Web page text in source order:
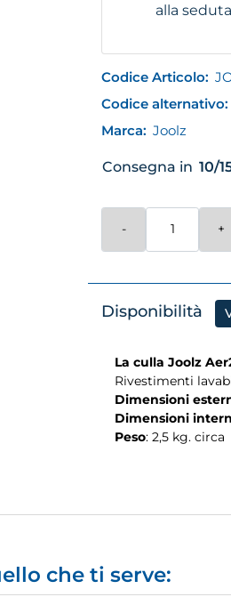
alla
Codice Articolo:
Codice alternativo:
Marca: Joolz
Consegna in 10/
Disponibilità
La culla Joolz
Rivestimenti
Dimensioni
Dimensioni
Peso: 2,5 kg. circa
che ti serve: